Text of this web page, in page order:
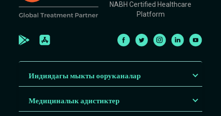
NABH Certified Healthcare
Platform
Индиядагы мыкты ооруканалар
Медициналык адистиктер